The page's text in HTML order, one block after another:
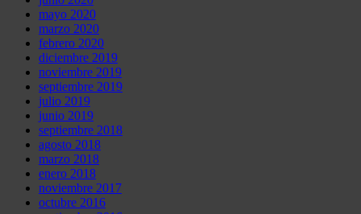
mayo 2020
marzo 2020
febrero 2020
diciembre 2019
noviembre 2019
septiembre 2019
julio 2019
junio 2019
septiembre 2018
agosto 2018
marzo 2018
enero 2018
noviembre 2017
octubre 2016